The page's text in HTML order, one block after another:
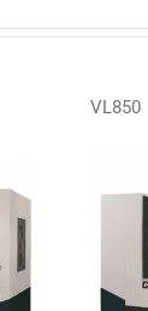
VL850